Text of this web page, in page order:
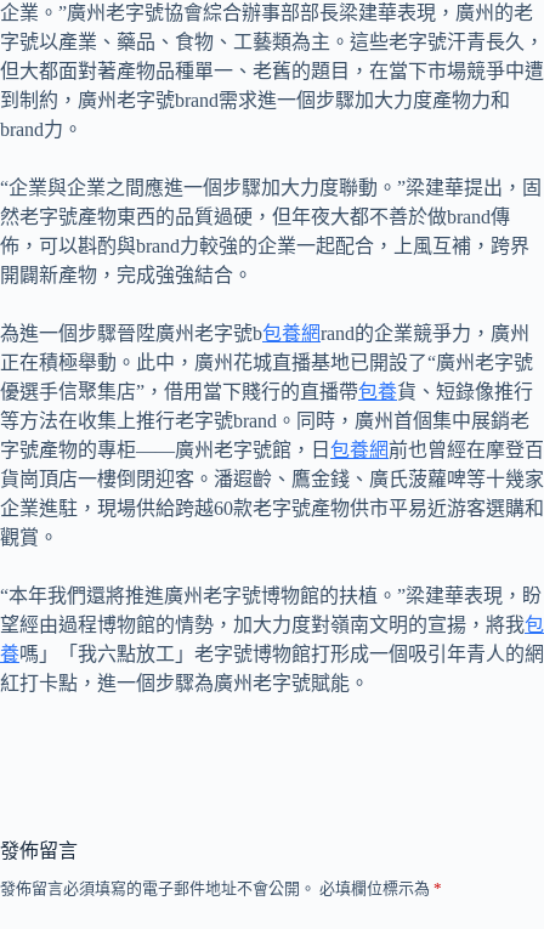
企業。”廣州老字號協會綜合辦事部部長梁建華表現，廣州的老
字號以產業、藥品、食物、工藝類為主。這些老字號汗青長久，
但大都面對著產物品種單一、老舊的題目，在當下市場競爭中遭
到制約，廣州老字號brand需求進一個步驟加大力度產物力和
brand力。
“企業與企業之間應進一個步驟加大力度聯動。”梁建華提出，固
然老字號產物東西的品質過硬，但年夜大都不善於做brand傳
佈，可以斟酌與brand力較強的企業一起配合，上風互補，跨界
開闢新產物，完成強強結合。
為進一個步驟晉陞廣州老字號b包養網rand的企業競爭力，廣州
正在積極舉動。此中，廣州花城直播基地已開設了“廣州老字號
優選手信聚集店”，借用當下賤行的直播帶包養貨、短錄像推行
等方法在收集上推行老字號brand。同時，廣州首個集中展銷老
字號產物的專柜——廣州老字號館，日 包養網前也曾經在摩登百
貨崗頂店一樓倒閉迎客。潘遐齡、鷹金錢、廣氏菠蘿啤等十幾家
企業進駐，現場供給跨越60款老字號產物供市平易近游客選購和
觀賞。
“本年我們還將推進廣州老字號博物館的扶植。”梁建華表現，盼
望經由過程博物館的情勢，加大力度對嶺南文明的宣揚，將我包
養嗎」「我六點放工」老字號博物館打形成一個吸引年青人的網
紅打卡點，進一個步驟為廣州老字號賦能。
發佈留言
發佈留言必須填寫的電子郵件地址不會公開。 必填欄位標示為 *